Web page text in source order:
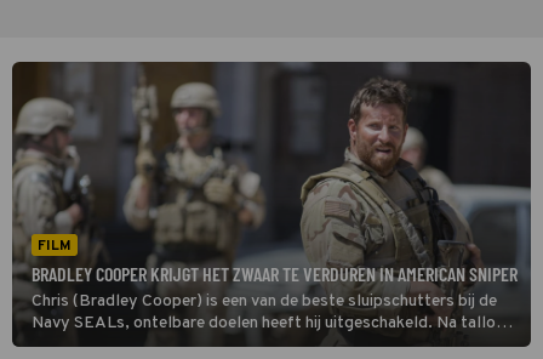
FILM
BRADLEY COOPER KRIJGT HET ZWAAR TE VERDUREN IN AMERICAN SNIPER
Chris (Bradley Cooper) is een van de beste sluipschutters bij de
Navy SEALs, ontelbare doelen heeft hij uitgeschakeld. Na talloze
missies mag hij naar huis om even rustig bij te komen.